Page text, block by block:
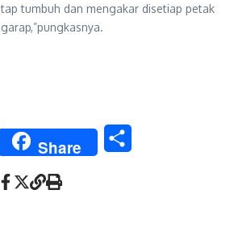
tumbuh dan mengakar disetiap petak
Twitter Share